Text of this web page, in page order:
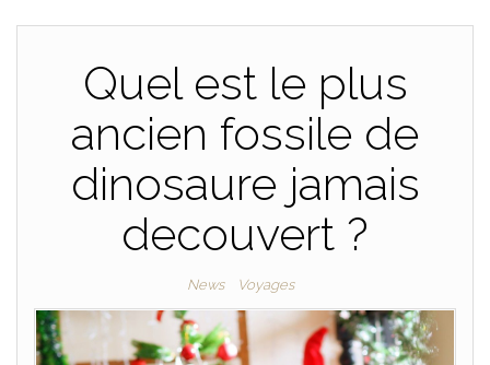
Quel est le plus
ancien fossile de
dinosaure jamais
decouvert ?
News Voyages